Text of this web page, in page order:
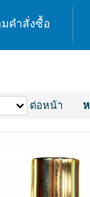
คำสั่งซื้อ
ต่อหน้า